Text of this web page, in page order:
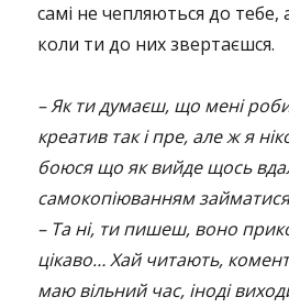
самі не чепляються до тебе,
коли ти до них звертаєшся.
– Як ти думаєш, що мені
креатив так і пре, але ж я
боюся що як вийде щось
самокопіюванням
– Та ні, ти пишеш, воно
цікаво… Хай читають,
маю вільний час, іноді